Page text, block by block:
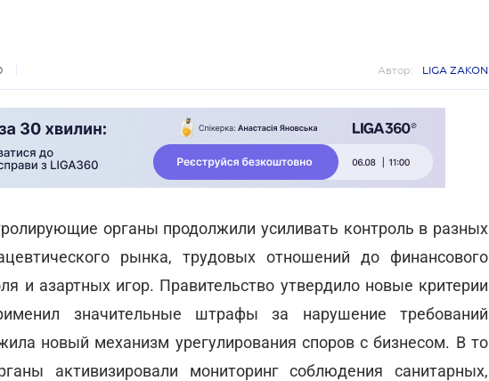
Автор: LIGA ZAKON
органы продолжили усиливать контроль в разных
рынка, трудовых отношений до финансового
и азартных игор. Правительство утвердило новые критерии
значительные штрафы за нарушение требований
новый механизм урегулирования споров с бизнесом. В то
активизировали мониторинг соблюдения санитарных,